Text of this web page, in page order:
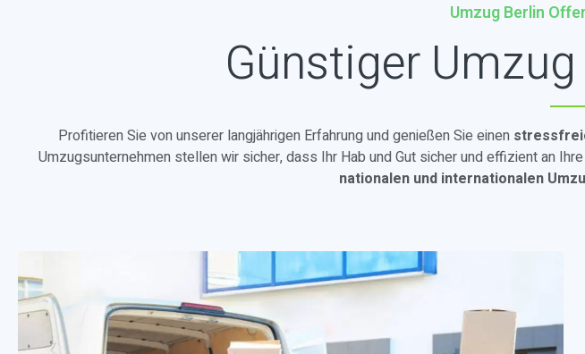
Umzug Berlin
Günstiger
Profitieren Sie von unserer langjährigen Erfahrung und genießen Sie einen
Umzugsunternehmen stellen wir sicher, dass Ihr Hab und Gut sicher und effizient an
nationalen und internationalen